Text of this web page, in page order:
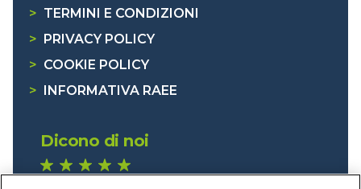
> TERMINI E CONDIZIONI
>
PRIVACY POLICY
> COOKIE POLICY
>
INFORMATIVA RAEE
Dicono di noi